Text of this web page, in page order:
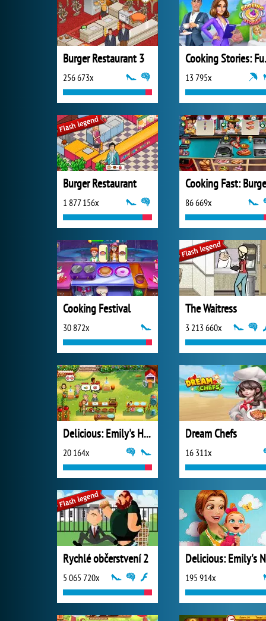
Burger Restaurant 3
256 673x 13 795x
Burger Restaurant
1 877 156x 86 669x
Cooking Festival
30 872x
The Waitress
3 213 660x
Delicious: Emily's Home Sweet Home
20 164x
Dream Chefs
16 311x
Rychlé občerstvení 2
5 065 720x 195 914x